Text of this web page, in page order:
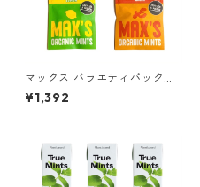
マックス バラエティパック
［100%天然素材 ミントタブ
レット/パスティーユ/タブレッ
¥1,392